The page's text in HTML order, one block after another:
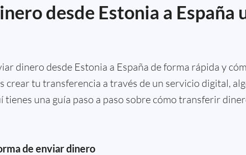
desde Estonia a España
dinero desde Estonia a España de forma rápida y
crear tu transferencia a través de un servicio digital,
tienes una guía paso a paso sobre cómo transferir
de enviar dinero